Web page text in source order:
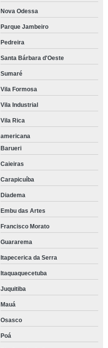
Nova Odessa
Parque Jambeiro
Pedreira
Santa Bárbara d'Oeste
Sumaré
Vila Formosa
Vila Industrial
Vila Rica
americana
Barueri
Caieiras
Carapicuíba
Diadema
Embu das Artes
Francisco Morato
Guararema
Itapecerica da Serra
Itaquaquecetuba
Juquitiba
Mauá
Osasco
Poá